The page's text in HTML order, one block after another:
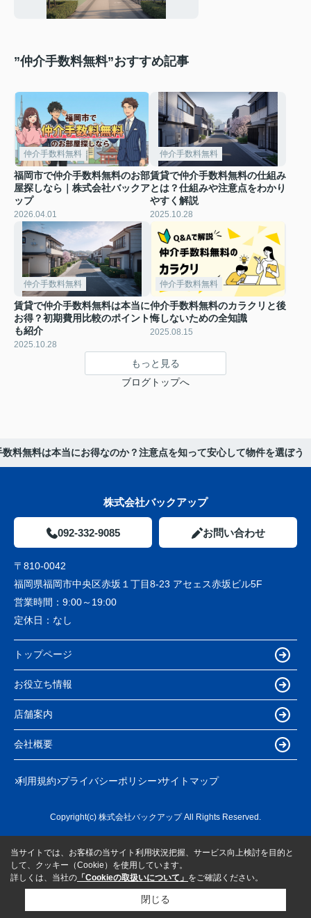
”仲介手数料無料”おすすめ記事
仲介手数料無料
福岡市で仲介手数料無料のお部
屋探しなら｜株式会社バックア
ップ
2026.04.01
仲介手数料無料
賃貸で仲介手数料無料の仕組み
とは？仕組みや注意点をわかり
やすく解説
2025.10.28
仲介手数料無料
賃貸で仲介手数料無料は本当に
お得？初期費用比較のポイント
も紹介
2025.10.28
仲介手数料無料
仲介手数料無料のカラクリと後
悔しないための全知識
2025.08.15
もっと見る
ブログトップへ
料無料は本当にお得なのか？注意点を知って安心して物件を選ぼう
株式会社バックアップ
092-332-9085 お問い合わせ
〒810-0042
福岡県福岡市中央区赤坂１丁目8-23 アセェス赤坂ビル5F
営業時間： 9:00～19:00
定休日： なし
トップページ
お役立ち情報
店舗案内
会社概要
利用規約 プライバシーポリシー サイトマップ
Copyright(c) 株式会社バックアップ All Rights Reserved.
当サイトでは、お客様の当サイト利用状況把握、サービス向上検討を目的と
して、クッキー（Cookie）を使用しています。
詳しくは、当社の 「Cookieの取扱いについて」 をご確認ください。
閉じる